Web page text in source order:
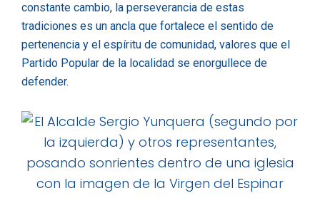
constante cambio, la perseverancia de estas
tradiciones es un ancla que fortalece el sentido de
pertenencia y el espíritu de comunidad, valores que el
Partido Popular de la localidad se enorgullece de
defender.